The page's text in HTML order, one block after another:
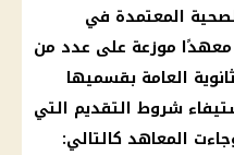
المعتمدة في
تنسيق الجامعات 2025 عدد 12 معهدًا موزعة على عدد من
العامة بقسميها
شروط التقديم التي
المعاهد كالتالي: